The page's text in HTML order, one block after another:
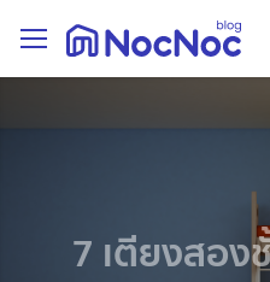
7 เตียงสอ